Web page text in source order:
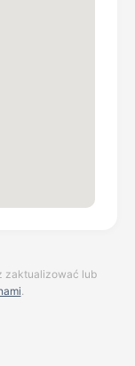
zaktualizować lub
.